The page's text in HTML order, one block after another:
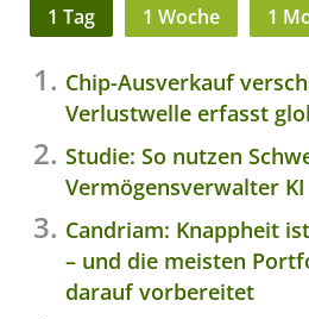
1 Tag 1 Woche 1
Chip-Ausverkauf
Verlustwelle erfasst
Studie: So nutzen
Vermögensverwalter KI
Candriam: Knappheit
– und die meisten
darauf vorbereitet